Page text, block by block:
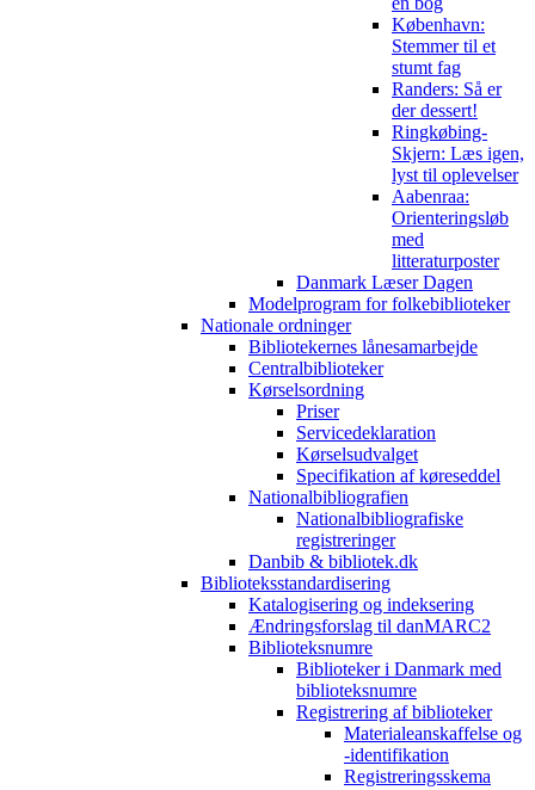
København:
Stemmer til et
stumt fag
Randers: Så er
der dessert!
Ringkøbing-
Skjern: Læs igen,
lyst til oplevelser
Aabenraa:
Orienteringsløb
med
litteraturposter
Danmark Læser Dagen
Modelprogram for folkebiblioteker
Nationale ordninger
Bibliotekernes lånesamarbejde
Centralbiblioteker
Kørselsordning
Priser
Servicedeklaration
Kørselsudvalget
Specifikation af køreseddel
Nationalbibliografien
Nationalbibliografiske
registreringer
Danbib & bibliotek.dk
Biblioteksstandardisering
Katalogisering og indeksering
Ændringsforslag til danMARC2
Biblioteksnumre
Biblioteker i Danmark med
biblioteksnumre
Registrering af biblioteker
Materialeanskaffelse og
-identifikation
Registreringsskema